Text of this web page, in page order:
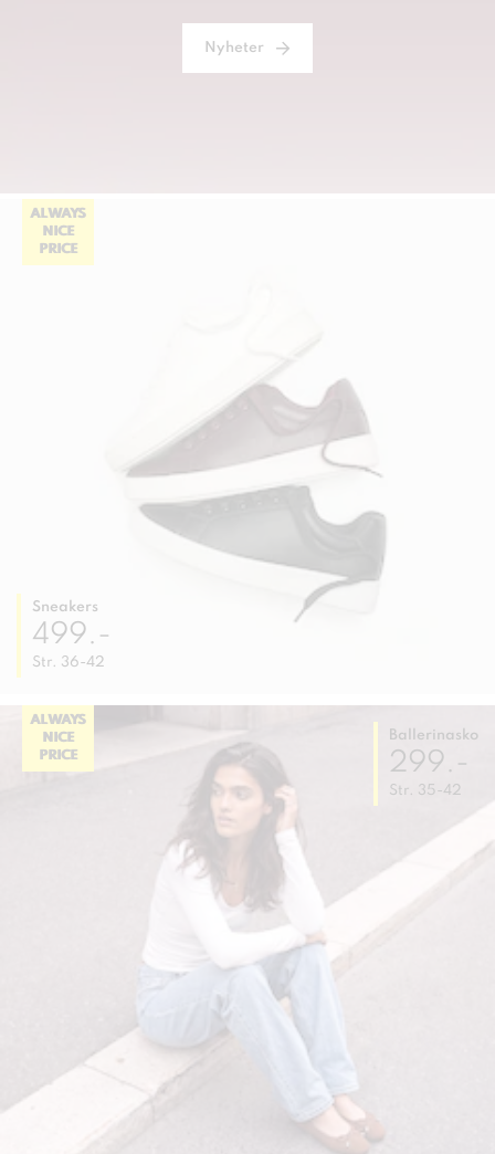
Nyheter
ALWAYS
NICE
PRICE
Sneakers
499.-
Str. 36-42
ALWAYS
NICE
PRICE
Ballerinasko
299.-
Str. 35-42